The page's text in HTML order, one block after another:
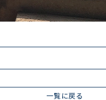
一覧に戻る